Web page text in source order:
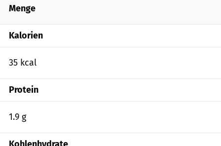
Menge
Kalorien
35 kcal
Protein
1.9 g
Kohlenhydrate